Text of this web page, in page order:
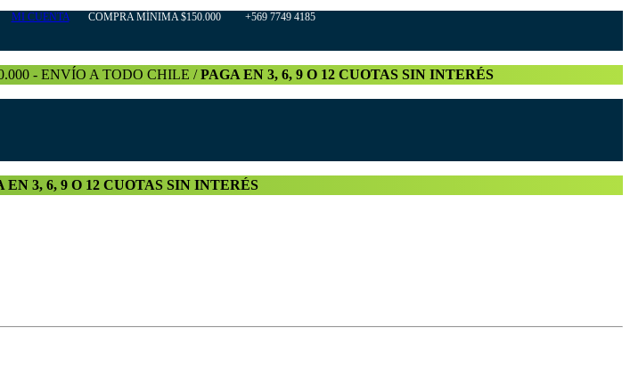
MI CUENTACOMPRA MÍNIMA $150.000 +569 7749 4185
- ENVÍO A TODO CHILE /PAGA EN 3, 6, 9 O 12 CUOTAS SIN INTERÉS
EN 3, 6, 9 O 12 CUOTAS SIN INTERÉS